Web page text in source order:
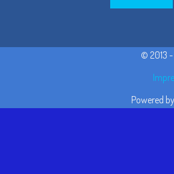
© 2013
Powered